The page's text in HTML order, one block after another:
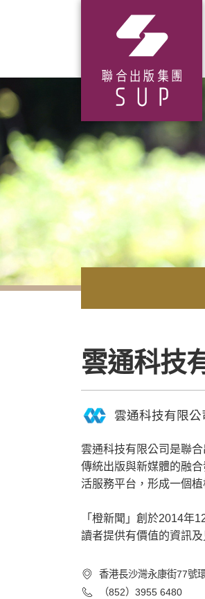
雲通科技
雲通科技有限公
雲通科技有限公司是聯
傳統出版與新媒體的融
活服務平台，形成一個
「橙新聞」創於2014年
讀者提供有價值的資訊及
香港長沙灣永康街77號
（852）3955 6480